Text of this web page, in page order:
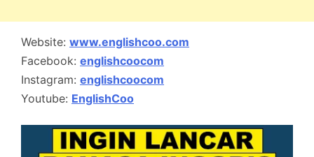
Website: www.englishcoo.com
Facebook: englishcoocom
Instagram: englishcoocom
Youtube: EnglishCoo